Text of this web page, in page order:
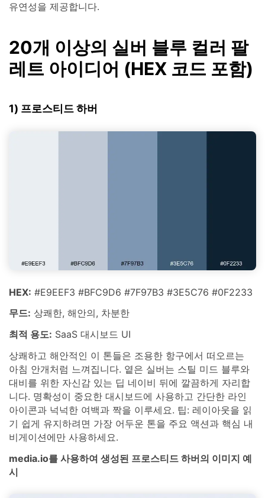
유연성을 제공합니다.
20개 이상의 실버 블루 컬러 팔
레트 아이디어 (HEX 코드 포함)
1) 프로스티드 하버
HEX: #E9EEF3 #BFC9D6 #7F97B3 #3E5C76 #0F2233
무드: 상쾌한, 해안의, 차분한
최적 용도: SaaS 대시보드 UI
상쾌하고 해안적인 이 톤들은 조용한 항구에서 떠오르는
아침 안개처럼 느껴집니다. 옅은 실버는 스틸 미드 블루와
대비를 위한 자신감 있는 딥 네이비 뒤에 깔끔하게 자리합
니다. 명확성이 중요한 대시보드에 사용하고 간단한 라인
아이콘과 넉넉한 여백과 짝을 이루세요. 팁: 레이아웃을 읽
기 쉽게 유지하려면 가장 어두운 톤을 주요 액션과 핵심 내
비게이션에만 사용하세요.
media.io를 사용하여 생성된 프로스티드 하버의 이미지 예
시